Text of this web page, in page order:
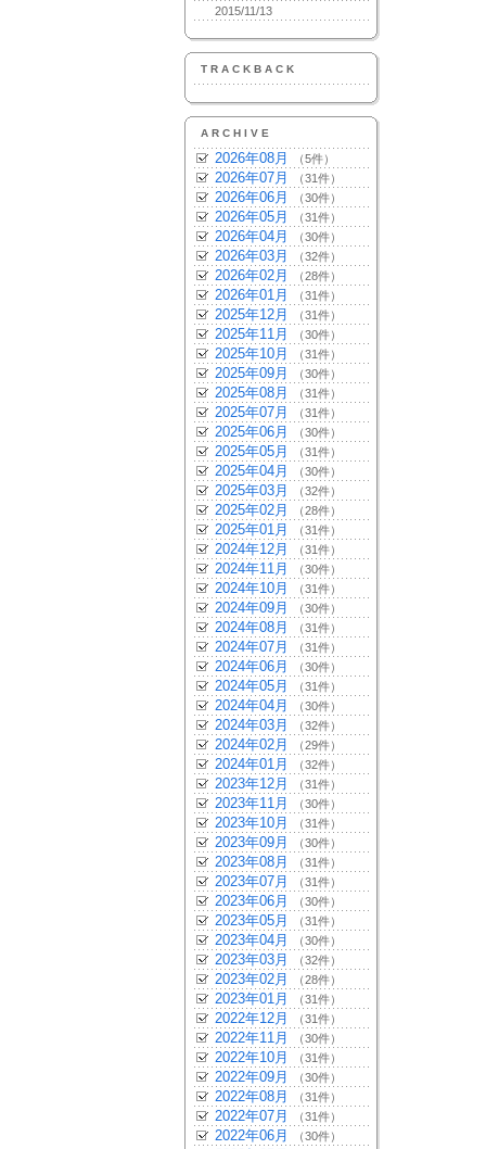
2015/11/13
TRACKBACK
ARCHIVE
2026年08月 （5件）
2026年07月 （31件）
2026年06月 （30件）
2026年05月 （31件）
2026年04月 （30件）
2026年03月 （32件）
2026年02月 （28件）
2026年01月 （31件）
2025年12月 （31件）
2025年11月 （30件）
2025年10月 （31件）
2025年09月 （30件）
2025年08月 （31件）
2025年07月 （31件）
2025年06月 （30件）
2025年05月 （31件）
2025年04月 （30件）
2025年03月 （32件）
2025年02月 （28件）
2025年01月 （31件）
2024年12月 （31件）
2024年11月 （30件）
2024年10月 （31件）
2024年09月 （30件）
2024年08月 （31件）
2024年07月 （31件）
2024年06月 （30件）
2024年05月 （31件）
2024年04月 （30件）
2024年03月 （32件）
2024年02月 （29件）
2024年01月 （32件）
2023年12月 （31件）
2023年11月 （30件）
2023年10月 （31件）
2023年09月 （30件）
2023年08月 （31件）
2023年07月 （31件）
2023年06月 （30件）
2023年05月 （31件）
2023年04月 （30件）
2023年03月 （32件）
2023年02月 （28件）
2023年01月 （31件）
2022年12月 （31件）
2022年11月 （30件）
2022年10月 （31件）
2022年09月 （30件）
2022年08月 （31件）
2022年07月 （31件）
2022年06月 （30件）